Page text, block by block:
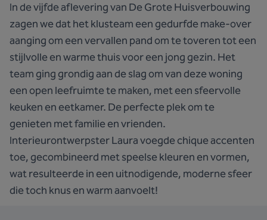
In de vijfde aflevering van De Grote Huisverbouwing
zagen we dat het klusteam een gedurfde make-over
aanging om een vervallen pand om te toveren tot een
stijlvolle en warme thuis voor een jong gezin. Het
team ging grondig aan de slag om van deze woning
een open leefruimte te maken, met een sfeervolle
keuken en eetkamer. De perfecte plek om te
genieten met familie en vrienden.
Interieurontwerpster Laura voegde chique accenten
toe, gecombineerd met speelse kleuren en vormen,
wat resulteerde in een uitnodigende, moderne sfeer
die toch knus en warm aanvoelt!